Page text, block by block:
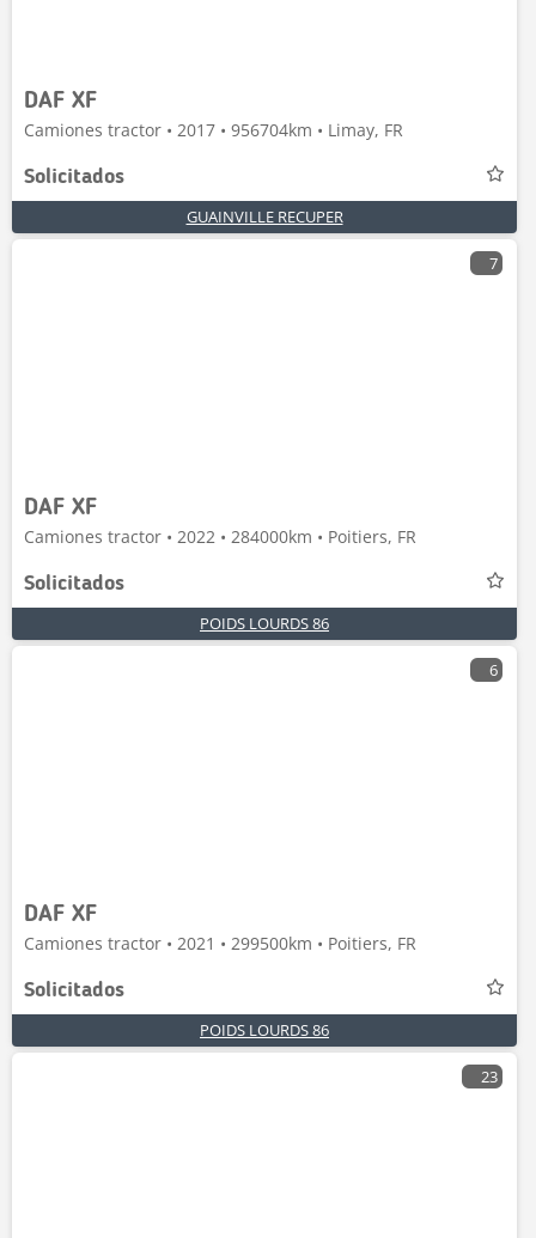
DAF XF
Camiones tractor • 2017 • 956704km • Limay, FR
Solicitados
GUAINVILLE RECUPER
7
DAF XF
Camiones tractor • 2022 • 284000km • Poitiers, FR
Solicitados
POIDS LOURDS 86
6
DAF XF
Camiones tractor • 2021 • 299500km • Poitiers, FR
Solicitados
POIDS LOURDS 86
23